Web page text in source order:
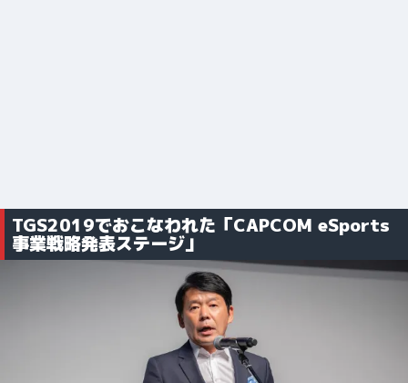
TGS2019でおこなわれた「CAPCOM eSports
事業戦略発表ステージ」